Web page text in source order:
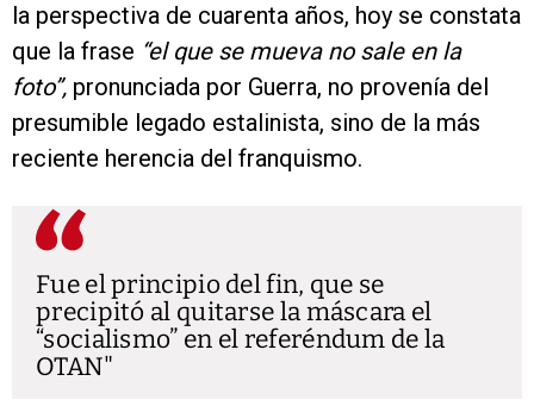
la perspectiva de cuarenta años, hoy se constata
que la frase “el que se mueva no sale en la
foto”, pronunciada por Guerra, no provenía del
presumible legado estalinista, sino de la más
reciente herencia del franquismo.
Fue el principio del fin, que se
precipitó al quitarse la máscara el
“socialismo” en el referéndum de la
OTAN